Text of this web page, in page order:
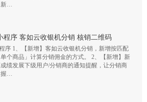
新…
程序 客如云收银机分销 核销二维码
序 1、【新增】客如云收银机分销，新增按匹配
个商品」计算分销佣金的方式。 2、【新增】新
绩发展下级用户/分销商的通知提醒，让分销商
握…